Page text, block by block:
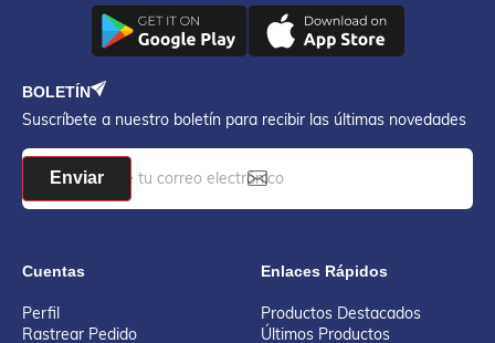
BOLETÍN
Suscríbete a nuestro boletín para recibir las últimas novedades
Enviar
Cuentas
Perfil
Rastrear Pedido
Enlaces Rápidos
Productos Destacados
Últimos Productos